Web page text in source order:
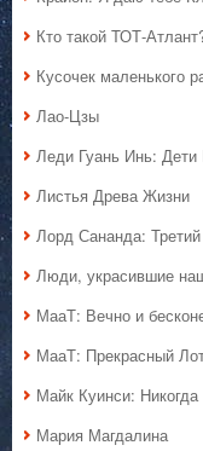
Кто такой ТОТ-
Кусочек маленького
Лао-Цзы
Леди Гуань Инь: Дети
Листья Древа Жизни
Лорд Сананда:
Люди, украсившие
МааТ: Вечно и
МааТ: Прекрасный
Майк Куинси:
Мария Магдалина